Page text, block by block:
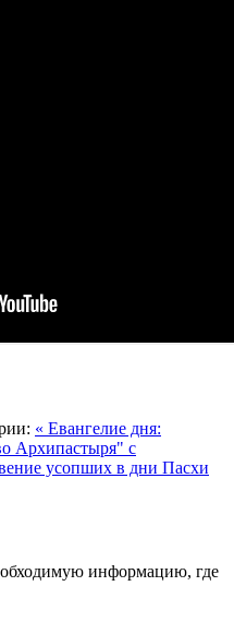
« Евангелие дня:
Архипастыря" с
усопших в дни Пасхи
информацию, где